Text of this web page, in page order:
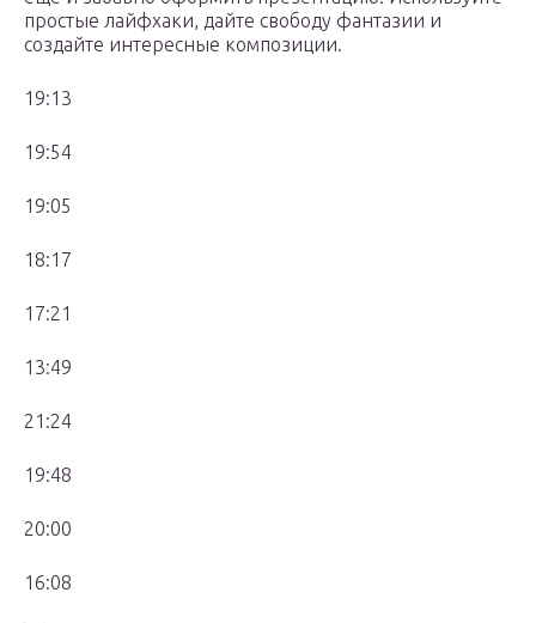
простые лайфхаки, дайте свободу фантазии и
создайте интересные композиции.
19:13
19:54
19:05
18:17
17:21
13:49
21:24
19:48
20:00
16:08